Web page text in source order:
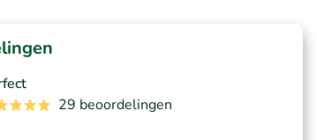
29 beoordelingen